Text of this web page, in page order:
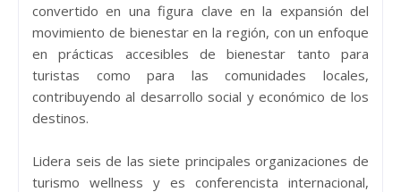
convertido en una figura clave en la expansión del
movimiento de bienestar en la región, con un enfoque
en prácticas accesibles de bienestar tanto para
turistas como para las comunidades locales,
contribuyendo al desarrollo social y económico de los
destinos.
Lidera seis de las siete principales organizaciones de
turismo wellness y es conferencista internacional,